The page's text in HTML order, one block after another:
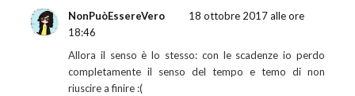
NonPuòEssereVero
18 ottobre 2017 alle ore
18:46
Allora il senso è lo stesso: con le scadenze io perdo
completamente il senso del tempo e temo di non
riuscire a finire :(